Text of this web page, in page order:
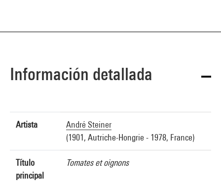
Información detallada
Artista
André Steiner
(1901, Autriche-Hongrie - 1978, France)
Título
principal
Tomates et oignons